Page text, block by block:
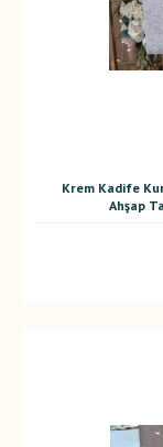
Krem Kadife
Ahşap